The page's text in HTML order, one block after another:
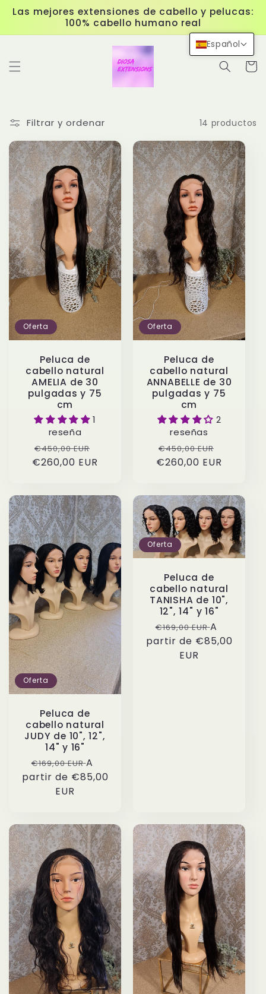
directamente
Las mejores extensiones de cabello y pelucas:
100% cabello humano real
Carrito
Filtrar y ordenar 14 productos
Oferta
Peluca de
cabello natural
AMELIA de 30
pulgadas y 75
cm
1
reseña
Precio
habitual
€450,00 EUR
de
€260,00 EUR
Oferta
Peluca de
cabello natural
ANNABELLE de 30
pulgadas y 75
cm
2
reseñas
Precio
habitual
€450,00 EUR
de
€260,00 EUR
Oferta
Peluca de
cabello natural
JUDY de 10", 12",
14" y 16"
Precio
habitual
€169,00 EUR Precio
de
A
partir de €85,00
EUR
Oferta
Peluca de
cabello natural
TANISHA de 10",
12", 14" y 16"
Precio
habitual
€169,00 EUR Precio
de
A
partir de €85,00
EUR
Español